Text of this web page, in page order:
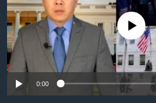
ចូល​
ទៅ​
ទំព័រ​
រចនា
សម្ព័ន្ធ​
វិទ្យុ / ផតខាសថ៍
កម្មវិធីទាំងអស់
Khmer English
បណ្តាញ​សង្គម
No media source
0:00